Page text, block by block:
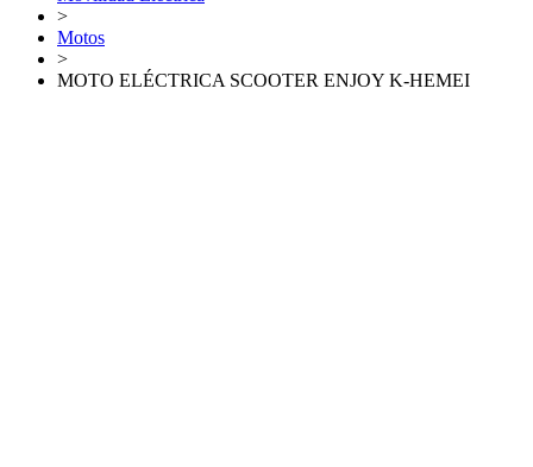
>
Motos
>
MOTO ELÉCTRICA SCOOTER ENJOY K-HEMEI